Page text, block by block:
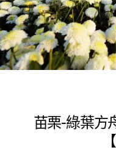
苗栗-綠葉方